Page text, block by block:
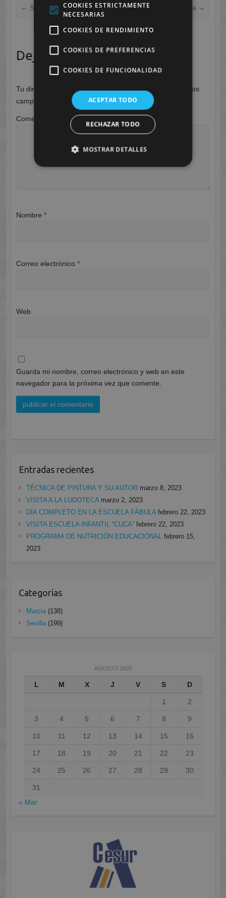
← Sesión de psicomotricidad Expresión plastica →
Deja una respuesta
Tu dirección de correo electrónico no será publicada.
Los
campos obligatorios están marcados con
Comentario
Nombre *
Correo electrónico *
Web
Guarda mi nombre, correo electrónico y web en este
navegador para la próxima vez que comente.
Entradas recientes
TÉCNICA DE PINTURA Y SU AUTOR marzo 8, 2023
VISITA A LA LUDOTECA marzo 2, 2023
DÍA COMPLETO EN LA ESCUELA FÁBULA febrero 22, 2023
VISITA ESCUELA INFANTIL “CUCA” febrero 22, 2023
PROGRAMA DE NUTRICIÓN EDUCACIONAL febrero 15,
2023
Categorias
Murcia(138)
Sevilla(199)
AGOSTO 2026
L M X J V S D
1 2
3 4 5 6 7 8 9
10 11 12 13 14 15 16
17 18 19 20 21 22 23
24 25 26 27 28 29 30
31
« Mar
COOKIES ESTRICTAMENTE
NECESARIAS
COOKIES DE RENDIMIENTO
COOKIES DE PREFERENCIAS
COOKIES DE FUNCIONALIDAD
ACEPTAR TODO
RECHAZAR TODO
MOSTRAR DETALLES